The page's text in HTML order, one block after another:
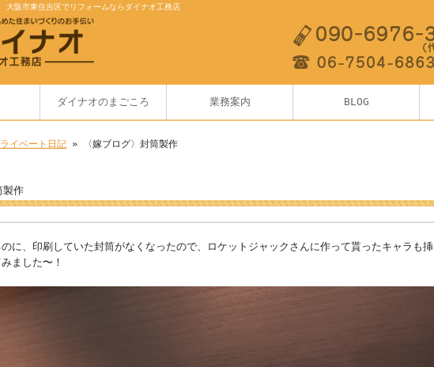
大阪市東住吉区でリフォームならダイナオ工務店
ダイナオのまごころ 業務案内 BLOG
イベート日記 » 〈嫁ブログ〉封筒製作
製作
に、印刷していた封筒がなくなったので、ロケットジャックさんに作って貰ったキャラも挿
ました〜！